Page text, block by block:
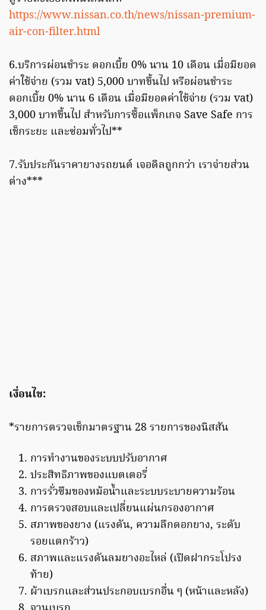
https://www.nissan.co.th/news/nissan-premium-
air-con-filter.html
6.บริการผ่อนชำระ ดอกเบี้ย 0% นาน 10 เดือน เมื่อมียอด
ค่าใช้จ่าย (รวม vat) 5,000 บาทขึ้นไป หรือผ่อนชำระ
ดอกเบี้ย 0% นาน 6 เดือน เมื่อมียอดค่าใช้จ่าย (รวม vat)
3,000 บาทขึ้นไป สำหรับการซื้อแพ็กเกจ Save Safe การ
เช็กระยะ และซ่อมทั่วไป**
7.รับประกันราคายางรถยนต์ เจอดีลถูกกว่า เราจ่ายส่วน
ต่าง***
เงื่อนไข:
*รายการตรวจเช็กมาตรฐาน 28 รายการของนิสสัน
การทำงานของระบบปรับอากาศ
ประสิทธิภาพของแบตเตอรี่
การรั่วซึมของหม้อน้ำและระบบระบายความร้อน
การตรวจสอบและเปลี่ยนแผ่นกรองอากาศ
สภาพของยาง (แรงดัน, ความลึกดอกยาง, ระดับ
รอยแตกร้าว)
สภาพและแรงดันลมยางอะไหล่ (เปิดฝากระโปรง
ท้าย)
ผ้าเบรกและส่วนประกอบเบรกอื่น ๆ (หน้าและหลัง)